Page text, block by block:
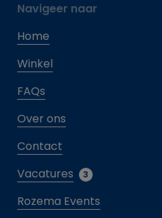
Navigeer naar
Home
Winkel
FAQs
Over ons
Contact
Vacatures
3
Rozema Events